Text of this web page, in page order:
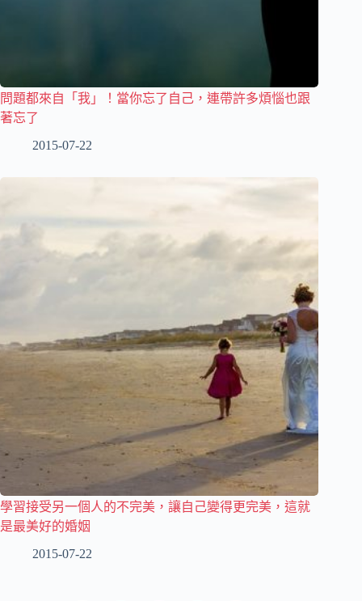
問題都來自「我」！當你忘了自己，連帶許多煩惱也跟
著忘了
2015-07-22
學習接受另一個人的不完美，讓自己變得更完美，這就
是最美好的婚姻
2015-07-22